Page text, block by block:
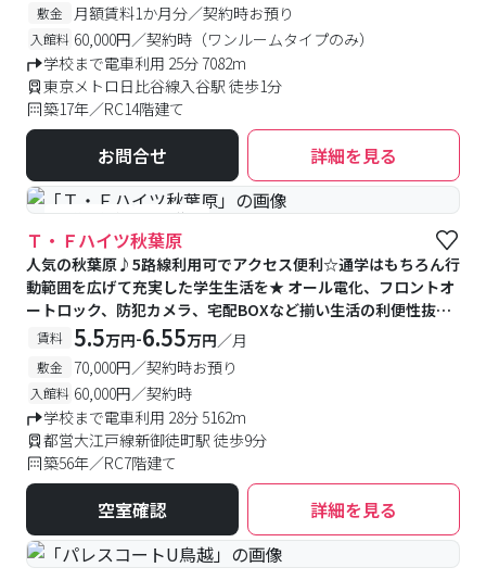
敷金 月額賃料1か月分／契約時お預り
入館料 60,000円／契約時（ワンルームタイプのみ）
学校まで電車利用 25分 7082m
東京メトロ日比谷線入谷駅 徒歩1分
築17年／RC14階建て
お問合せ 詳細を見る
#予約受付中 #空室待ち
Ｔ・Ｆハイツ秋葉原
人気の秋葉原♪5路線利用可でアクセス便利☆通学はもちろん行
動範囲を広げて充実した学生生活を★ オール電化、フロントオ
ートロック、防犯カメラ、宅配BOXなど揃い生活の利便性抜
群！
賃料 5.5万円-6.55万円／月
敷金 70,000円／契約時お預り
入館料 60,000円／契約時
学校まで電車利用 28分 5162m
都営大江戸線新御徒町駅 徒歩9分
築56年／RC7階建て
空室確認 詳細を見る